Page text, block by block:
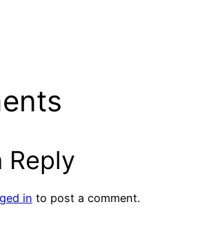
Reply
in to post a comment.